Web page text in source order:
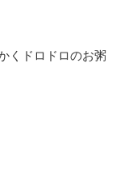
くドロドロのお粥